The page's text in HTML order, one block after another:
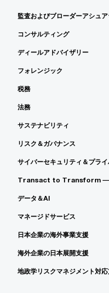
監査およびブローダーアシュ
コンサルティング
ディールアドバイザリー
フォレンジック
税務
法務
サステナビリティ
リスク＆ガバナンス
サイバーセキュリティ＆プラ
Transact to Transform
データ＆AI
マネージドサービス
日本企業の海外事業支援
海外企業の日本展開支援
地政学リスクマネジメント対